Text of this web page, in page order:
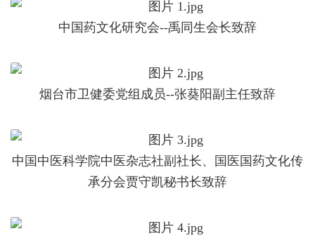
中国药文化研究会--禹同生会长致辞
烟台市卫健委党组成员--张葵阳副主任致辞
中国中医科学院中医杂志社副社长、国医国药文化传
承分会贾守凯秘书长致辞